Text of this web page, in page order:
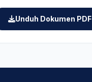
Unduh Dokumen PDF